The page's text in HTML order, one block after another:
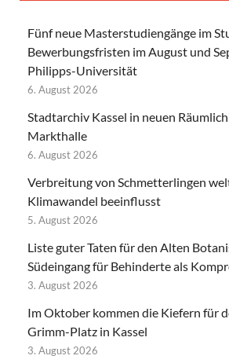
Fünf neue Masterstudiengänge im
Bewerbungsfristen im August und
Philipps-Universität
6. August 2026
Stadtarchiv Kassel in neuen
Markthalle
6. August 2026
Verbreitung von Schmetterlingen
Klimawandel beeinflusst
5. August 2026
Liste guter Taten für den Alten
Südeingang für Behinderte als
3. August 2026
Im Oktober kommen die Kiefern für
Grimm-Platz in Kassel
3. August 2026